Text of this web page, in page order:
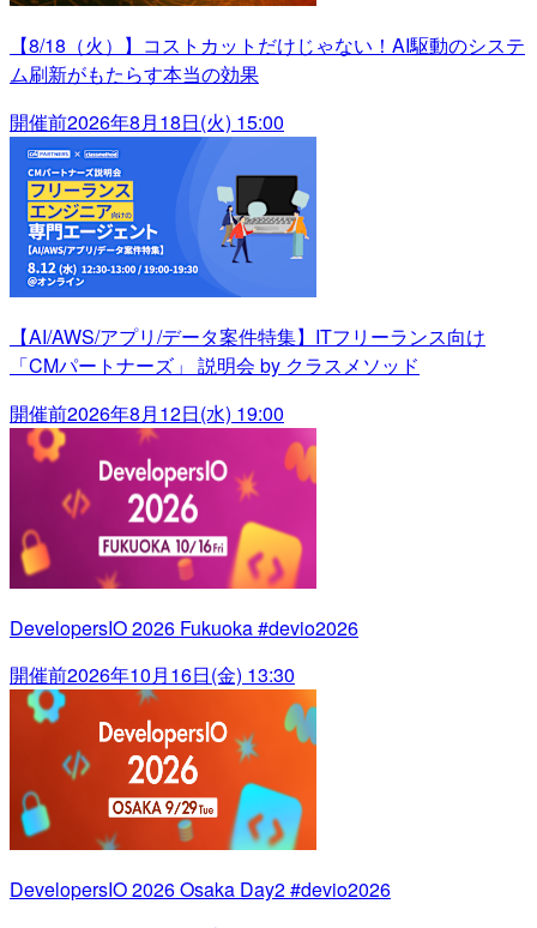
【8/18（火）】コストカットだけじゃない！AI駆動のシステ
ム刷新がもたらす本当の効果
開催前2026年8月18日(火) 15:00
【AI/AWS/アプリ/データ案件特集】ITフリーランス向け
「CMパートナーズ」 説明会 by クラスメソッド
開催前2026年8月12日(水) 19:00
DevelopersIO 2026 Fukuoka #devio2026
開催前2026年10月16日(金) 13:30
DevelopersIO 2026 Osaka Day2 #devio2026